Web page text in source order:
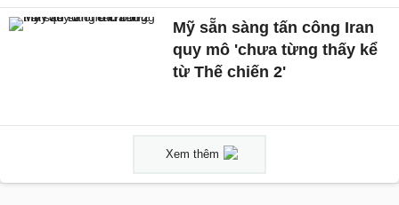
Mỹ sẵn sàng tấn công Iran
quy mô 'chưa từng thấy kể
từ Thế chiến 2'
Xem thêm